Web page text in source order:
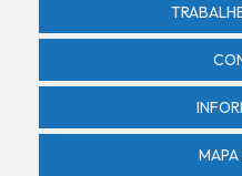
Segurança patrimonial em lucas
Segurança privada em lucas do